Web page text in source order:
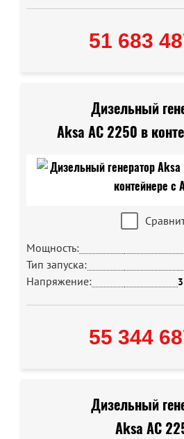
51 683
Дизельный
Aksa AC 2250 в
Мощность:
Тип запуска:
Напряжение:
55 344
Дизельный
Aksa AC